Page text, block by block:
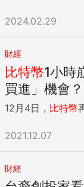
2024.02.29
財經
比特幣1小時
買進」機會？
12月4日， 比特幣
2021.12.07
財經